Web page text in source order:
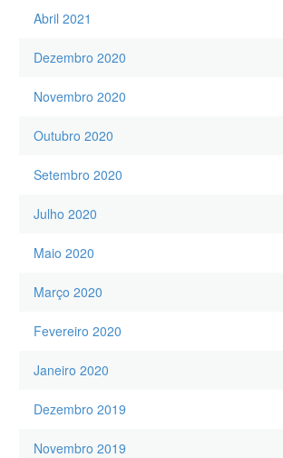
Abril 2021
Dezembro 2020
Novembro 2020
Outubro 2020
Setembro 2020
Julho 2020
Maio 2020
Março 2020
Fevereiro 2020
Janeiro 2020
Dezembro 2019
Novembro 2019